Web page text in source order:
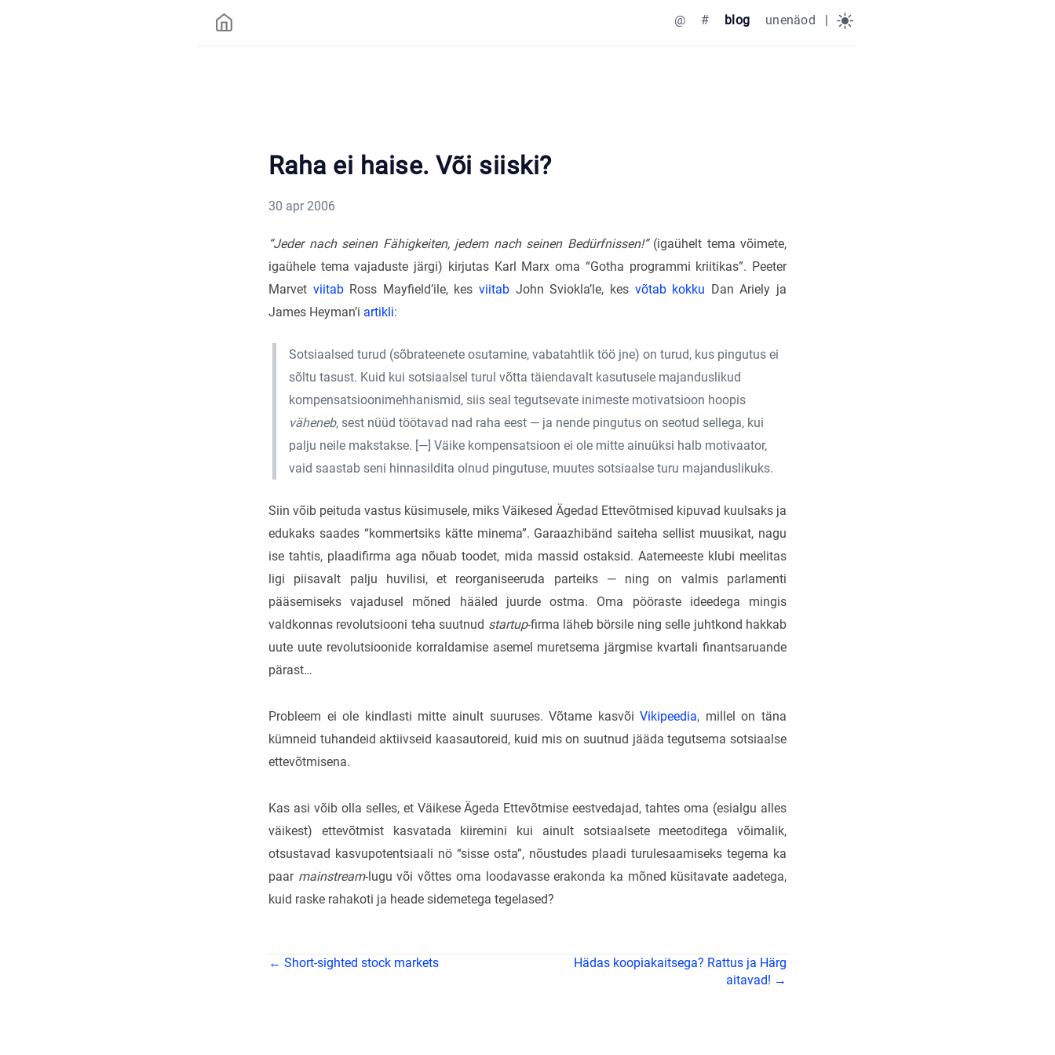
@ # blog unenäod |
Raha ei haise. Või siiski?
30 apr 2006
“Jeder nach seinen Fähigkeiten, jedem nach seinen Bedürfnissen!”(igaühelt tema võimete,
igaühele tema vajaduste järgi) kirjutas Karl Marx oma “Gotha programmi kriitikas”. Peeter
Marvet viitabRoss Mayfield’ile, kesviitab John Sviokla’le, kes võtab kokku Dan Ariely ja
James Heyman’i artikli:
Sotsiaalsed turud (sõbrateenete osutamine, vabatahtlik töö jne) on turud, kus pingutus ei
sõltu tasust. Kuid kui sotsiaalsel turul võtta täiendavalt kasutusele majanduslikud
kompensatsioonimehhanismid, siis seal tegutsevate inimeste motivatsioon hoopis
väheneb, sest nüüd töötavad nad raha eest — ja nende pingutus on seotud sellega, kui
palju neile makstakse. [—] Väike kompensatsioon ei ole mitte ainuüksi halb motivaator,
vaid saastab seni hinnasildita olnud pingutuse, muutes sotsiaalse turu majanduslikuks.
Siin võib peituda vastus küsimusele, miks Väikesed Ägedad Ettevõtmised kipuvad kuulsaks ja
edukaks saades “kommertsiks kätte minema”. Garaazhibänd saiteha sellist muusikat, nagu
ise tahtis, plaadifirma aga nõuab toodet, mida massid ostaksid. Aatemeeste klubi meelitas
ligi piisavalt palju huvilisi, et reorganiseeruda parteiks — ning on valmis parlamenti
pääsemiseks vajadusel mõned hääled juurde ostma. Oma pööraste ideedega mingis
valdkonnas revolutsiooni teha suutnud startup-firma läheb börsile ning selle juhtkond hakkab
uute uute revolutsioonide korraldamise asemel muretsema järgmise kvartali finantsaruande
pärast…
Probleem ei ole kindlasti mitte ainult suuruses. Võtame kasvõiVikipeedia, millel on täna
kümneid tuhandeid aktiivseid kaasautoreid, kuid mis on suutnud jääda tegutsema sotsiaalse
ettevõtmisena.
Kas asi võib olla selles, et Väikese Ägeda Ettevõtmise eestvedajad, tahtes oma (esialgu alles
väikest) ettevõtmist kasvatada kiiremini kui ainult sotsiaalsete meetoditega võimalik,
otsustavad kasvupotentsiaali nö “sisse osta”, nõustudes plaadi turulesaamiseks tegema ka
paar mainstream-lugu või võttes oma loodavasse erakonda ka mõned küsitavate aadetega,
kuid raske rahakoti ja heade sidemetega tegelased?
← Short-sighted stock markets
Hädas koopiakaitsega? Rattus ja Härg
aitavad! →